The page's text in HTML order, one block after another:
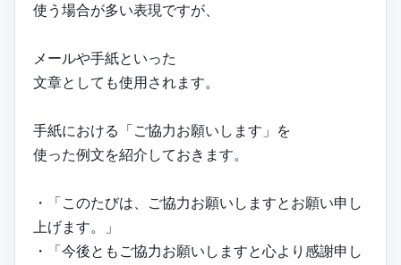
使う場合が多い表現ですが、
メールや手紙といった
文章としても使用されます。
手紙における「ご協力お願いします」を
使った例文を紹介しておきます。
・「このたびは、ご協力お願いしますとお願い申し
上げます。」
・「今後ともご協力お願いしますと心より感謝申し